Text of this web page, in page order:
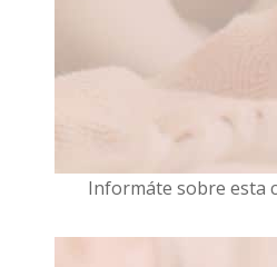
Informáte sobre esta